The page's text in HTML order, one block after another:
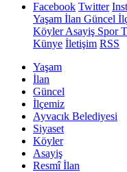
Facebook Twitter
Yaşam İlan Güncel
KöylerAsayiş Spor
Künye İletişim RSS
Yaşam
İlan
Güncel
İlçemiz
Ayvacık Belediyesi
Siyaset
Köyler
Asayiş
Resmî İlan